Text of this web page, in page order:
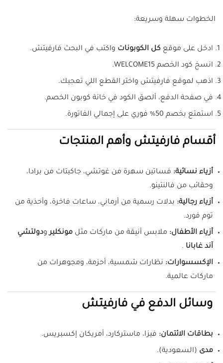
الخطوات سهلة وسريعة:
ادخل على موقع كل الكوبونات واكتب في البحث فارفيتش.
انسخ كود الخصم WELCOME15.
اذهب لموقع فارفيتش واختر القطع اللي تعجبك.
في صفحة الدفع، ألصق الكود في خانة كوبون الخصم.
استمتع بخصم 50% فوري على إجمالي الفاتورة.
أقسام فارفيتش وأهم المنتجات
أزياء نسائية: فساتين سهرة من غوتشي، جاكيتات من برادا،
وحقائب من فالنتينو.
أزياء رجالية: بدلات رسمية من أرماني، ساعات فاخرة، وأحذية من
توم فورد.
أزياء الأطفال: ملابس أنيقة من ماركات مثل مونكليرودولتشي
آند غابانا .
الإكسسوارات: نظارات شمسية، أحزمة، ومجوهرات من
ماركات عالمية.
وسائل الدفع في فارفيتش
بطاقات الائتمان: فيزا، ماستركارد، أمريكان إكسبريس.
مدى (السعودية).